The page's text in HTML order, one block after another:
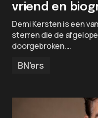
vriend en
Demi Kersten is een
sterren die de
doorgebroken.…
BN'ers